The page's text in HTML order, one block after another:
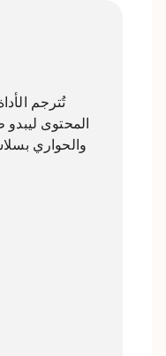
تُترجم
المحتوى ليبدو
والحواري